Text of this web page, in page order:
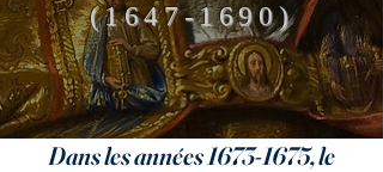
(1647-1690)
Dans les années1673-1675, le